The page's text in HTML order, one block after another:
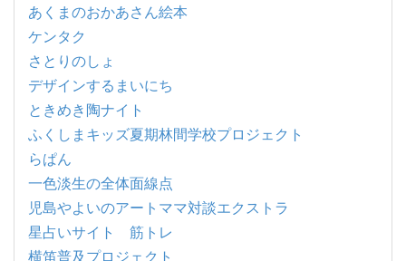
あくまのおかあさん絵本
ケンタク
さとりのしょ
デザインするまいにち
ときめき陶ナイト
ふくしまキッズ夏期林間学校プロジェクト
らぱん
一色淡生の全体面線点
児島やよいのアートママ対談エクストラ
星占いサイト 筋トレ
横笛普及プロジェクト